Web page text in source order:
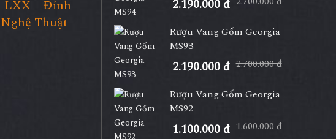
LXX – Đỉnh
Thuật
2.190.000 đ
Rượu Vang Gốm Georgia
MS93
2.190.000 đ 2.700.000 đ
Rượu Vang Gốm Georgia
MS92
1.100.000 đ 1.600.000 đ